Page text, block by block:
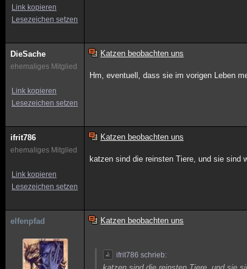
Link kopieren
Lesezeichen setzen
DieSache
ehemaliges Mitglied
Link kopieren
Lesezeichen setzen
Katzen beobachten uns
Hm, eventuell, dass sie im vorigen Leben
ifrit786
ehemaliges Mitglied
Link kopieren
Lesezeichen setzen
Katzen beobachten uns
katzen sind die reinsten Tiere, und sie sind
elfenpfad Katzen beobachten uns
ifrit786 schrieb: